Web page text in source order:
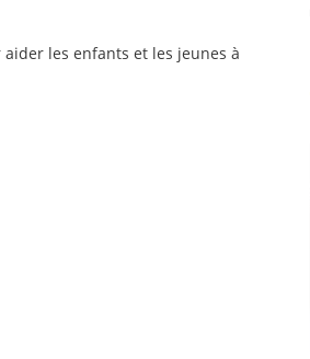
les enfants et les jeunes à